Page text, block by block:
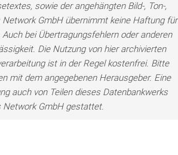
sowie der angehängten Bild-, Ton-,
GmbH übernimmt keine Haftung für
bei Übertragungsfehlern oder anderen
Die Nutzung von hier archivierten
ist in der Regel kostenfrei. Bitte
mit dem angegebenen Herausgeber. Eine
auch von Teilen dieses Datenbankwerks
Network GmbH gestattet.